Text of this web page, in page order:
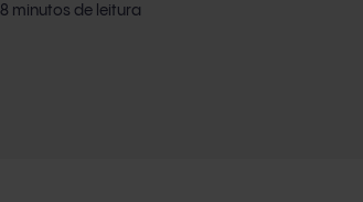
8 minutos de leitura